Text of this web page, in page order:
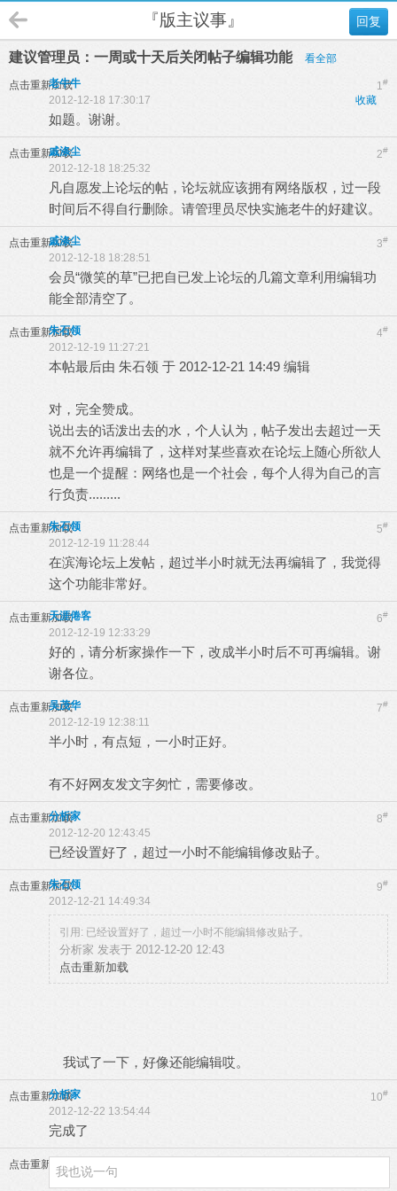
回复
『版主议事』
建议管理员：一周或十天后关闭帖子编辑功能 看全部
点击重新加载 1#
老牛牛
收藏
2012-12-18 17:30:17
如题。谢谢。
点击重新加载 2#
戚涤尘
2012-12-18 18:25:32
凡自愿发上论坛的帖，论坛就应该拥有网络版权，过一段
时间后不得自行删除。请管理员尽快实施老牛的好建议。
点击重新加载 3#
戚涤尘
2012-12-18 18:28:51
会员“微笑的草”已把自已发上论坛的几篇文章利用编辑功
能全部清空了。
点击重新加载 4#
朱石领
2012-12-19 11:27:21
本帖最后由 朱石领 于 2012-12-21 14:49 编辑
对，完全赞成。
说出去的话泼出去的水，个人认为，帖子发出去超过一天
就不允许再编辑了，这样对某些喜欢在论坛上随心所欲人
也是一个提醒：网络也是一个社会，每个人得为自己的言
行负责.........
点击重新加载 5#
朱石领
2012-12-19 11:28:44
在滨海论坛上发帖，超过半小时就无法再编辑了，我觉得
这个功能非常好。
点击重新加载 6#
天涯倦客
2012-12-19 12:33:29
好的，请分析家操作一下，改成半小时后不可再编辑。谢
谢各位。
点击重新加载 7#
吴茂华
2012-12-19 12:38:11
半小时，有点短，一小时正好。
有不好网友发文字匆忙，需要修改。
点击重新加载 8#
分析家
2012-12-20 12:43:45
已经设置好了，超过一小时不能编辑修改贴子。
点击重新加载 9#
朱石领
2012-12-21 14:49:34
引用: 已经设置好了，超过一小时不能编辑修改贴子。
分析家 发表于 2012-12-20 12:43
点击重新加载
我试了一下，好像还能编辑哎。
点击重新加载 10#
分析家
2012-12-22 13:54:44
完成了
点击重新加载